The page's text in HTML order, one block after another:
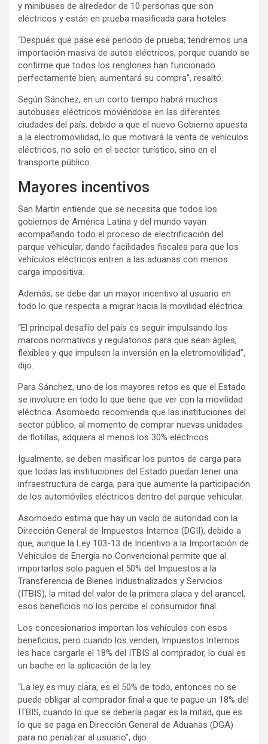
y minibuses de alrededor de 10 personas que son
eléctricos y están en prueba masificada para hoteles.
“Después que pase ese período de prueba; tendremos una
importación masiva de autos eléctricos, porque cuando se
confirme que todos los renglones han funcionado
perfectamente bien, aumentará su compra”, resaltó.
Según Sánchez, en un corto tiempo habrá muchos
autobuses eléctricos moviéndose en las diferentes
ciudades del país, debido a que el nuevo Gobierno apuesta
a la electromovilidad, lo que motivará la venta de vehículos
eléctricos, no solo en el sector turístico, sino en el
transporte público.
Mayores incentivos
San Martín entiende que se necesita que todos los
gobiernos de América Latina y del mundo vayan
acompañando todo el proceso de electrificación del
parque vehicular, dando facilidades fiscales para que los
vehículos eléctricos entren a las aduanas con menos
carga impositiva.
Además, se debe dar un mayor incentivo al usuario en
todo lo que respecta a migrar hacia la movilidad eléctrica.
“El principal desafío del país es seguir impulsando los
marcos normativos y regulatorios para que sean ágiles,
flexibles y que impulsen la inversión en la eletromovilidad”,
dijo.
Para Sánchez, uno de los mayores retos es que el Estado
se involucre en todo lo que tiene que ver con la movilidad
eléctrica. Asomoedo recomienda que las instituciones del
sector público, al momento de comprar nuevas unidades
de flotillas, adquiera al menos los 30% eléctricos.
Igualmente, se deben masificar los puntos de carga para
que todas las instituciones del Estado puedan tener una
infraestructura de carga, para que aumente la participación
de los automóviles eléctricos dentro del parque vehicular.
Asomoedo estima que hay un vacío de autoridad con la
Dirección General de Impuestos Internos (DGII), debido a
que, aunque la Ley 103-13 de Incentivo a la Importación de
Vehículos de Energía no Convencional permite que al
importarlos solo paguen el 50% del Impuestos a la
Transferencia de Bienes Industrializados y Servicios
(ITBIS), la mitad del valor de la primera placa y del arancel,
esos beneficios no los percibe el consumidor final.
Los concesionarios importan los vehículos con esos
beneficios, pero cuando los venden, Impuestos Internos
les hace cargarle el 18% del ITBIS al comprador, lo cual es
un bache en la aplicación de la ley.
“La ley es muy clara, es el 50% de todo, entonces no se
puede obligar al comprador final a que te pague un 18% del
ITBIS, cuando lo que se debería pagar es la mitad, que es
lo que se paga en Dirección General de Aduanas (DGA)
para no penalizar al usuario”, dijo.